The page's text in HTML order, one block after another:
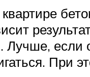
если
При